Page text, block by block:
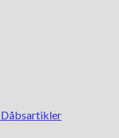
Dåbsartikler